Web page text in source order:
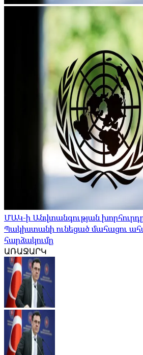
ՄԱԿ-ի Անվտանգության
Պակիստանի ունեցած մահացու
հարձակումը
ԱՌԱՋԱՐԿ